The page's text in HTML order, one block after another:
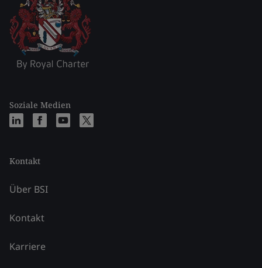
Soziale Medien
Kontakt
Über BSI
Kontakt
Karriere